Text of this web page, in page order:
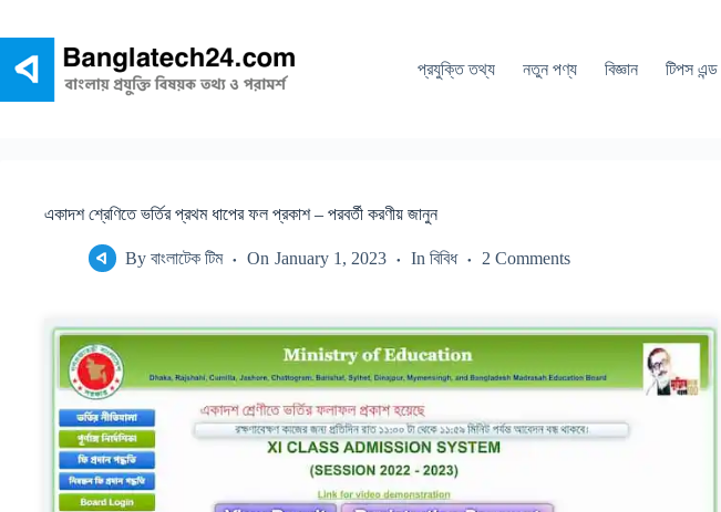
প্রযুক্তি তথ্য
নতুন পণ্য বিজ্ঞান টিপস
একাদশ শ্রেণিতে ভর্তির প্রথম ধাপের ফল প্রকাশ – পরবর্তী করণীয় জানুন
By বাংলাটেক টিম On January 1, 2023 In বিবিধ 2 Comments